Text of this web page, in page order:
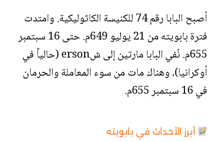
أصبح البابا رقم 74 للكنيسة الكاثوليكية. وامتدت
فترة بابويته من 21 يوليو 649م. حتى 16 سبتمبر
655م. نُفي البابا مارتين إلى شerson (حالياً في
أوكرانيا)، وهناك مات من سوء المعاملة والحرمان
في 16 سبتمبر 655م.
أبرز الأحداث في بابويته